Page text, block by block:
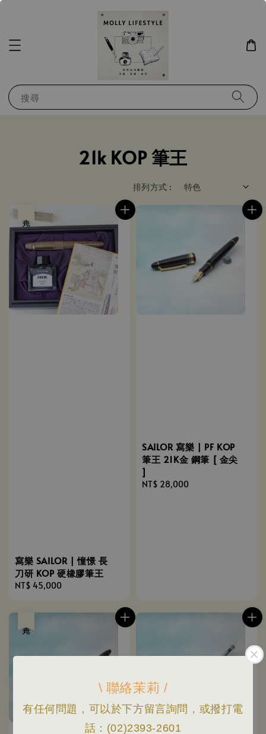
\ 聯絡茉莉 /
有任何問題，可以於下方留言詢問，或撥打電
話：(02)2393-2601
搜尋
21k KOP 筆王
排列方式 :
寫樂 SAILOR | 憧憬 長
刀研 KOP 硬橡膠筆王
Regular
NT$ 45,000
SAILOR 寫樂 | PF KOP
筆王 21K金 鋼筆 [ 金尖
]
Regular
NT$ 28,000